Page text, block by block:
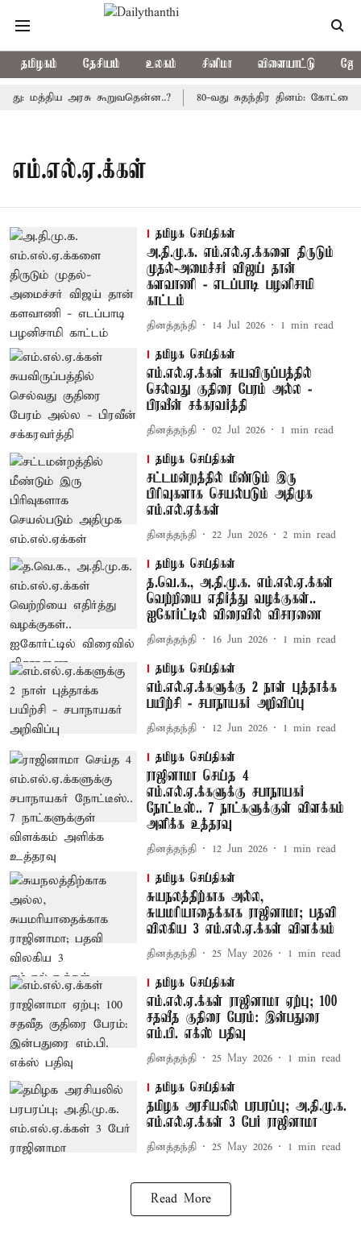
தமிழகம் தேசியம் உலகம் சினிமா விளையாட்டு
மத்திய அரசு கூறுவதென்ன..? 80-வது சுதந்திர தினம்:
எம்.எல்.ஏ.க்கள்
தமிழக செய்திகள்
அ.தி.மு.க. எம்.எல்.ஏ.க்களை திருடும்
முதல்-அமைச்சர் விஜய் தான்
களவாணி - எடப்பாடி பழனிசாமி
காட்டம்
தினத்தந்தி 14 Jul 2026 1 min read
தமிழக செய்திகள்
எம்.எல்.ஏ.க்கள் சுயவிருப்பத்தில்
செல்வது குதிரை பேரம் அல்ல -
பிரவீன் சக்கரவர்த்தி
தினத்தந்தி 02 Jul 2026 1 min read
தமிழக செய்திகள்
சட்டமன்றத்தில் மீண்டும் இரு
பிரிவுகளாக செயல்படும் அதிமுக
எம்.எல்.ஏக்கள்
தினத்தந்தி 22 Jun 2026 2 min read
தமிழக செய்திகள்
த.வெ.க., அ.தி.மு.க. எம்.எல்.ஏ.க்கள்
வெற்றியை எதிர்த்து வழக்குகள்..
ஐகோர்ட்டில் விரைவில் விசாரணை
தினத்தந்தி 16 Jun 2026 1 min read
தமிழக செய்திகள்
எம்.எல்.ஏ.க்களுக்கு 2 நாள் புத்தாக்க
பயிற்சி - சபாநாயகர் அறிவிப்பு
தினத்தந்தி 12 Jun 2026 1 min read
தமிழக செய்திகள்
ராஜினாமா செய்த 4
எம்.எல்.ஏ.க்களுக்கு சபாநாயகர்
நோட்டீஸ்.. 7 நாட்களுக்குள் விளக்கம்
அளிக்க உத்தரவு
தினத்தந்தி 12 Jun 2026 1 min read
தமிழக செய்திகள்
சுயநலத்திற்காக அல்ல,
சுயமரியாதைக்காக ராஜினாமா; பதவி
விலகிய 3 எம்.எல்.ஏ.க்கள் விளக்கம்
தினத்தந்தி 25 May 2026 1 min read
தமிழக செய்திகள்
எம்.எல்.ஏ.க்கள் ராஜினாமா ஏற்பு; 100
சதவீத குதிரை பேரம்: இன்பதுரை
எம்.பி. எக்ஸ் பதிவு
தினத்தந்தி 25 May 2026 1 min read
தமிழக செய்திகள்
தமிழக அரசியலில் பரபரப்பு; அ.தி.மு.க.
எம்.எல்.ஏ.க்கள் 3 பேர் ராஜினாமா
தினத்தந்தி 25 May 2026 1 min read
Read More